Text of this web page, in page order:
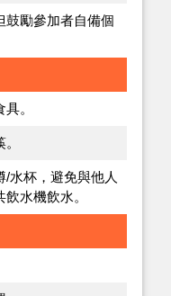
鼓勵參加者自備個
。
水杯，避免與他人
水機飲水。